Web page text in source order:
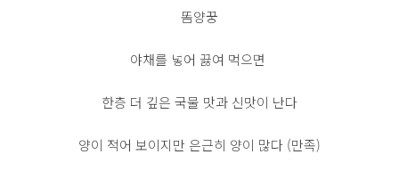
똠양꿍
야채를 넣어 끓여 먹으면
한층 더 깊은 국물 맛과 신맛이 난다
양이 적어 보이지만 은근히 양이 많다 (만족)